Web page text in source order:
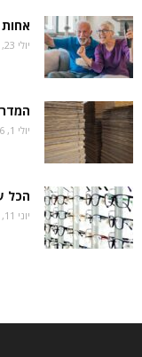
יולי 23, 2026
יולי 1, 2026
הכל
יוני 11, 2026